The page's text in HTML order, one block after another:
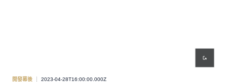
開發幕後 2023-04-28T16:00:00.000Z